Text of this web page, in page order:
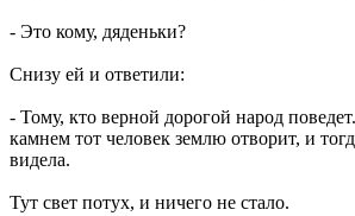
- Это кому, дяденьки?
Снизу ей и ответили:
- Тому, кто верной дорогой народ
камнем тот человек землю отворит, и
видела.
Тут свет потух, и ничего не стало.